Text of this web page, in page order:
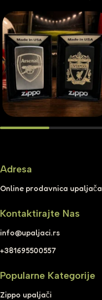
Adresa
Online prodavnica upaljača
Kontaktirajte Nas
info@upaljaci.rs
+381695500557
Popularne Kategorije
Zippo upaljači